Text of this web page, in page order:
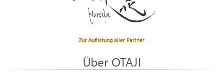
Zur Auflistung aller Partner
Über OTAJI